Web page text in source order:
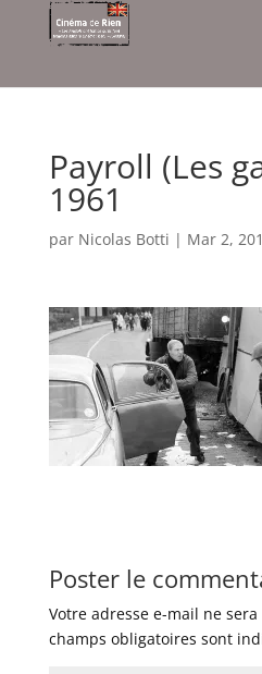
Payroll (Les
1961
par Nicolas Botti | Mar 2,
Poster le
Votre adresse e-mail ne
champs obligatoires sont